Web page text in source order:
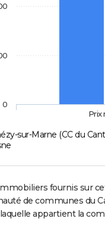
sur-Marne (CC du
Prix
0
fournis sur
de communes du
appartient la